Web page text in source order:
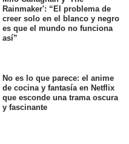
Rainmaker': “El problema de
creer solo en el blanco y negro
es que el mundo no funciona
así”
No es lo que parece: el anime
de cocina y fantasía en Netflix
que esconde una trama oscura
y fascinante